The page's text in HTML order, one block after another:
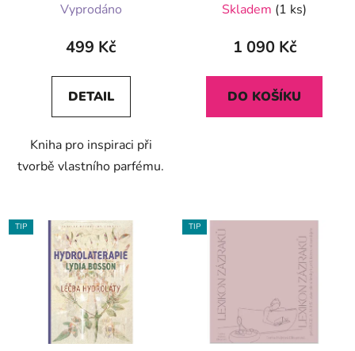
Vyprodáno
499 Kč
DETAIL
Kniha pro inspiraci při
tvorbě vlastního parfému.
hodnocení
produktu
5,0
z
Skladem (1 ks)
1 090 Kč
DO KOŠÍKU
TIP TIP